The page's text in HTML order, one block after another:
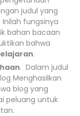
judul yang
fungsinya
bahan bacaan
bahwa
.
. Dalam judul
Menghasilkan
blog yang
peluang untuk